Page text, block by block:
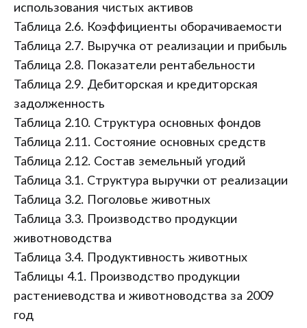
использования чистых активов
Таблица 2.6. Коэффициенты оборачиваемости
Таблица 2.7. Выручка от реализации и прибыль
Таблица 2.8. Показатели рентабельности
Таблица 2.9. Дебиторская и кредиторская
задолженность
Таблица 2.10. Структура основных фондов
Таблица 2.11. Состояние основных средств
Таблица 2.12. Состав земельный угодий
Таблица 3.1. Структура выручки от реализации
Таблица 3.2. Поголовье животных
Таблица 3.3. Производство продукции
животноводства
Таблица 3.4. Продуктивность животных
Таблицы 4.1. Производство продукции
растениеводства и животноводства за 2009
год